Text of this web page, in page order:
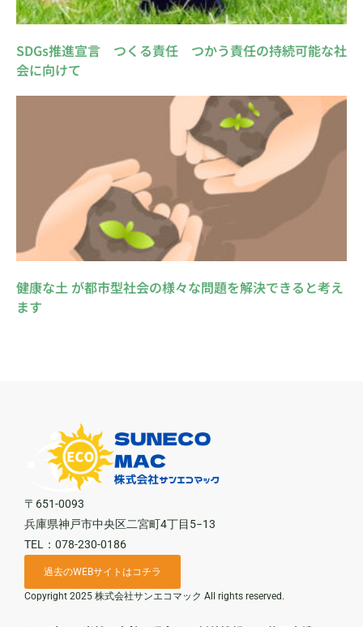
SDGs推進宣言 つくる責任 つかう責任の持続可能な社
会に向けて
健康な土 が都市型社会の様々な問題を解決できると考え
ます
〒651-0093
兵庫県神戸市中央区二宮町4丁目5−13
TEL：078-230-0186
過去のWEBサイトはコチラ
Copyright 2025 株式会社サンエコマック All rights reserved.